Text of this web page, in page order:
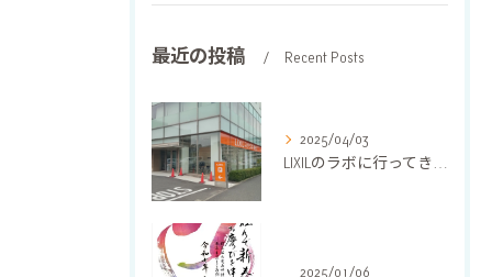
最近の投稿 Recent Posts
2025/04/03
LIXILのラボに行ってきました
2025/01/06